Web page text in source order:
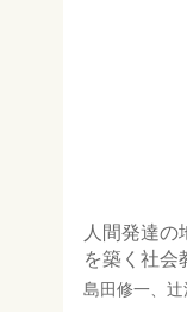
人間発達
を築く社会
島田修一、 辻